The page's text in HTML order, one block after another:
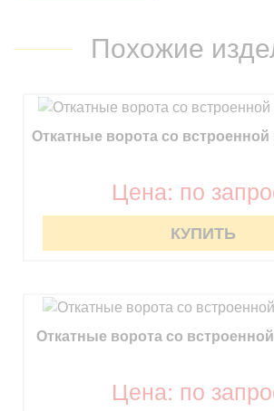
Похожие
Откатные ворота со
Цена: по
КУПИТЬ
Откатные ворота со
Цена: по